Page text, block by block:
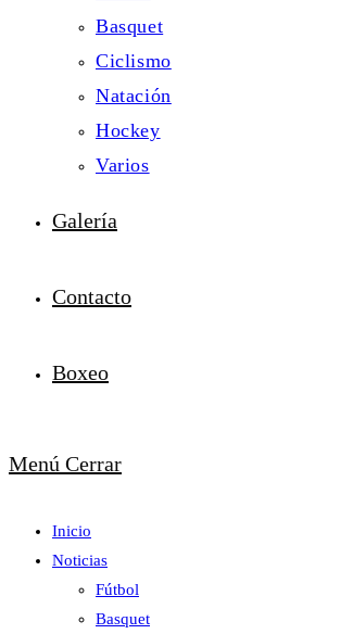
Basquet
Ciclismo
Natación
Hockey
Varios
Galería
Contacto
Boxeo
Menú Cerrar
Inicio
Noticias
Fútbol
Basquet